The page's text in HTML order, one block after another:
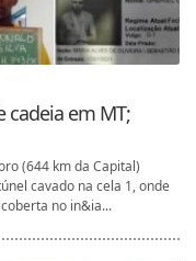
cadeia em MT;
(644 km da Capital)
cavado na cela 1, onde
no in&ia...